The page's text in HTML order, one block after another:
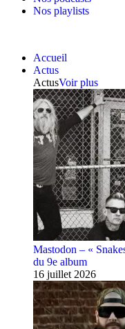
Nos playlists
Accueil
Actus
ActusVoir plus
Mastodon – «
du 9e album
16 juillet 2026